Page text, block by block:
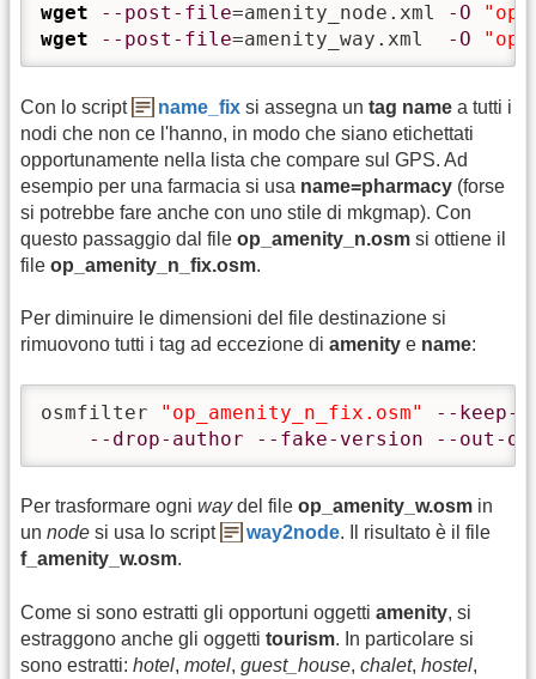
wget --post-file=amenity_node.xml -O
wget
--post-file=amenity_way.xml -O
Con lo script name_fix si assegna untag name a tutti i
nodi che non ce l'hanno, in modo che siano etichettati
opportunamente nella lista che compare sul GPS. Ad
esempio per una farmacia si usa name=pharmacy (forse
si potrebbe fare anche con uno stile di mkgmap). Con
questo passaggio dal file op_amenity_n.osm si ottiene il
file op_amenity_n_fix.osm.
Per diminuire le dimensioni del file destinazione si
rimuovono tutti i tag ad eccezione di amenity e name:
osmfilter "op_amenity_n_fix.osm"
--keep-
--drop-author
--fake-version --out-
Per trasformare ogni waydel file op_amenity_w.osm in
un node si usa lo script way2node. Il risultato è il file
f_amenity_w.osm.
Come si sono estratti gli opportuni oggetti amenity, si
estraggono anche gli oggetti tourism. In particolare si
sono estratti: hotel, motel, guest_house, chalet, hostel,